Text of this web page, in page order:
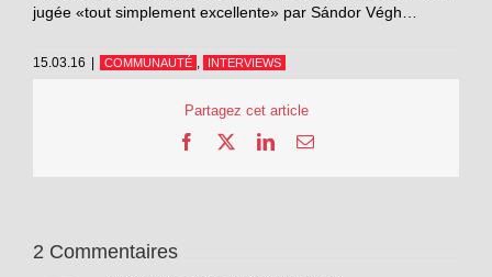
jugée «tout simplement excellente» par Sándor Végh…
15.03.16 COMMUNAUTÉ , INTERVIEWS
Partagez cet article
Facebook LinkedInEmail
2 Commentaires